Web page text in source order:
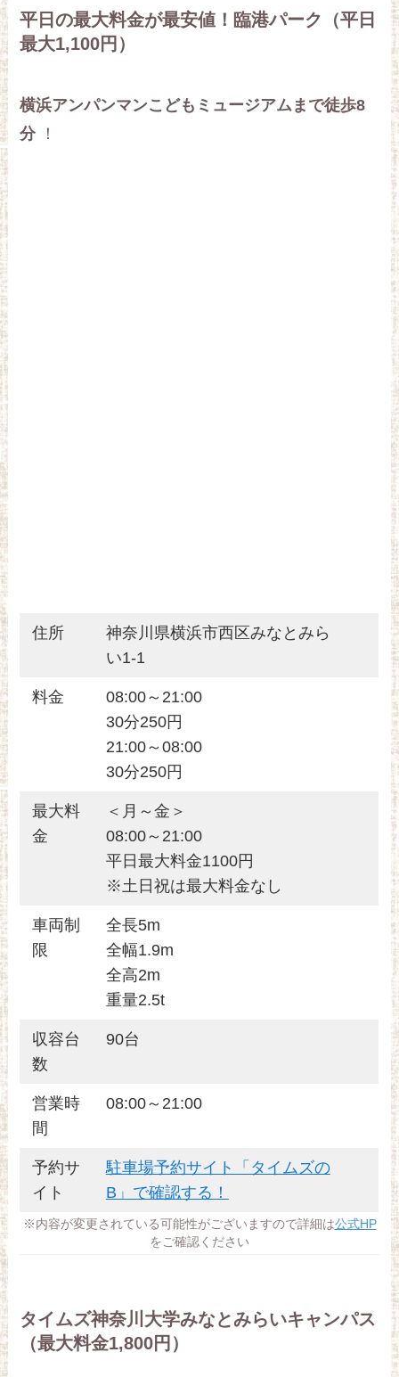
平日の最大料金が最安値！ 臨港パーク（平日
最大1,100円）
横浜アンパンマンこどもミュージアムまで徒歩8
分！
住所
神奈川県横浜市西区みなとみら
い1-1
料金
08:00～21:00
30分250円
21:00～08:00
30分250円
最大料
金
＜月～金＞
08:00～21:00
平日最大料金1100円
※土日祝は最大料金なし
車両制
限
全長5m
全幅1.9m
全高2m
重量2.5t
収容台
数
90台
営業時
間
08:00～21:00
予約サ
イト
駐車場予約サイト「タイムズの
B」で確認する！
※内容が変更されている可能性がございますので詳細は公式HP
をご確認ください
タイムズ神奈川大学みなとみらいキャンパス
（最大料金1,800円）